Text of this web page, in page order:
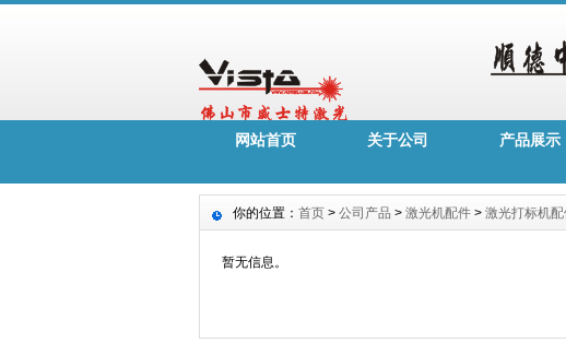
网站首页 关于公司 产品展示
你的位置： 首页 > 公司产品 > 激光机配件 > 激光打标机
暂无信息。